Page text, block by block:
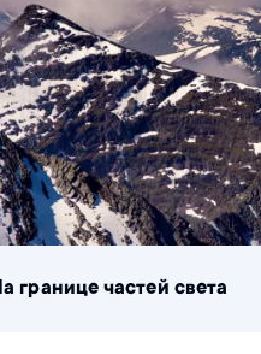
границе частей света